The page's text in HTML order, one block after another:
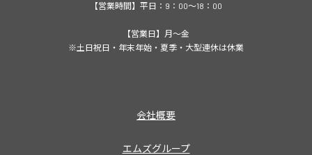
【営業時間】平日：9：00～18：00
【営業日】月～金
※土日祝日・年末年始・夏季・大型連休は休業
会社概要
エムズグループ